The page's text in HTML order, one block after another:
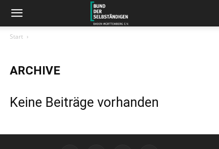
Start
ARCHIVE
Keine Beiträge vorhanden